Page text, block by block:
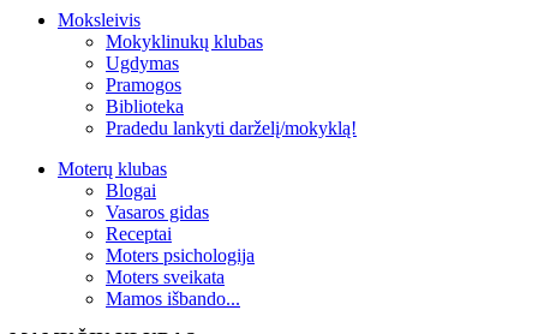
Moksleivis
Mokyklinukų klubas
Ugdymas
Pramogos
Biblioteka
Pradedu lankyti darželį/mokyklą!
Moterų klubas
Blogai
Vasaros gidas
Receptai
Moters psichologija
Moters sveikata
Mamos išbando...